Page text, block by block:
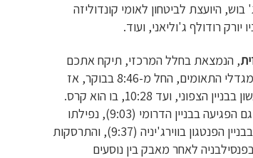
היועצת לביטחון לאומי קונדוליזה
יורק רודולף ג'וליאני, ועוד.
, הנמצאת בחלל המרכזי, תיקח אתכם
אל היום בו נפלו מגדלי התאומים, החל מ-8:46 בבוקר, אז
פגע המטוס הראשון בבניין הצפוני, ועד 10:28, בו הוא קרס.
בנוסף מתועדים גם הפגיעה בבניין הדרומי (9:03), נפילתו
(9:59), הפגיעה בבניין הפנטגון בווירג'יניה (9:37), והתרסקות
בפנסילבניה לאחר מאבק בין נוסעים